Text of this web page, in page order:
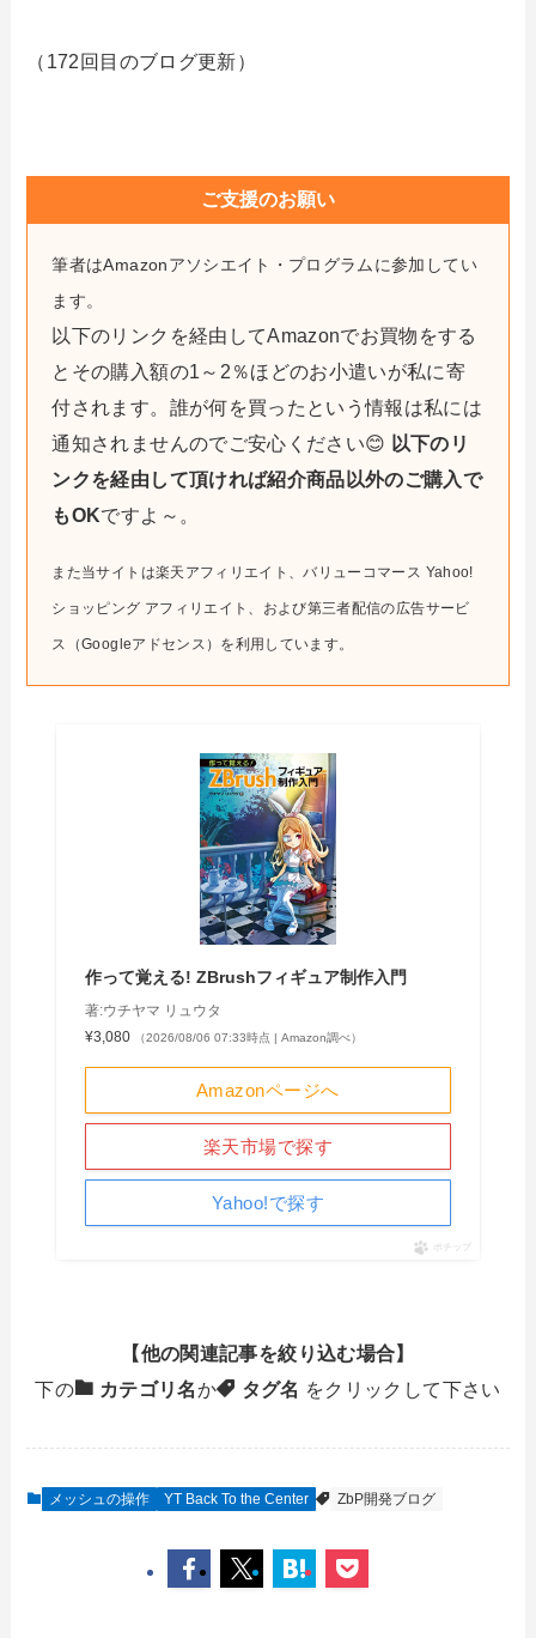
（172回目のブログ更新）
ご支援のお願い
筆者はAmazonアソシエイト・プログラムに参加してい
ます。
以下のリンクを経由してAmazonでお買物をする
とその購入額の1～2％ほどのお小遣いが私に寄
付されます。誰が何を買ったという情報は私には
通知されませんのでご安心ください😊 以下のリ
ンクを経由して頂ければ紹介商品以外のご購入で
もOKですよ～。
また当サイトは楽天アフィリエイト、バリューコマース Yahoo!
ショッピング アフィリエイト、および第三者配信の広告サービ
ス（Googleアドセンス）を利用しています。
作って覚える! ZBrushフィギュア制作入門
著:ウチヤマ リュウタ
¥3,080
（2026/08/06 07:33時点 | Amazon調べ）
Amazonページへ
楽天市場で探す
Yahoo!で探す
ポチップ
【他の関連記事を絞り込む場合】
下の
カテゴリ名か タグ名 をクリックして下さい
メッシュの操作 YT Back To the Center ZbP開発ブログ